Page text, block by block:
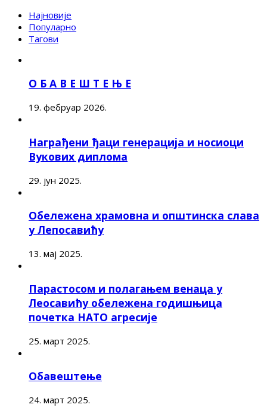
Најновије
Популарно
Тагови
О Б А В Е Ш Т Е Њ Е
19. фебруар 2026.
Награђени ђаци генерација и носиоци
Вукових диплома
29. јун 2025.
Обележена храмовна и општинска слава
у Лепосавићу
13. мај 2025.
Парастосом и полагањем венаца у
Леосавићу обележена годишњица
почетка НАТО агресије
25. март 2025.
Обавештење
24. март 2025.